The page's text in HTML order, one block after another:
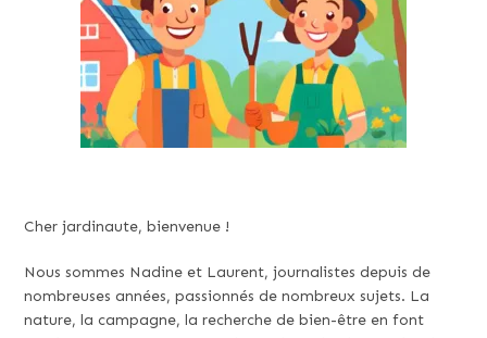
Cher jardinaute, bienvenue !
Nous sommes Nadine et Laurent, journalistes depuis de
nombreuses années, passionnés de nombreux sujets. La
nature, la campagne, la recherche de bien-être en font